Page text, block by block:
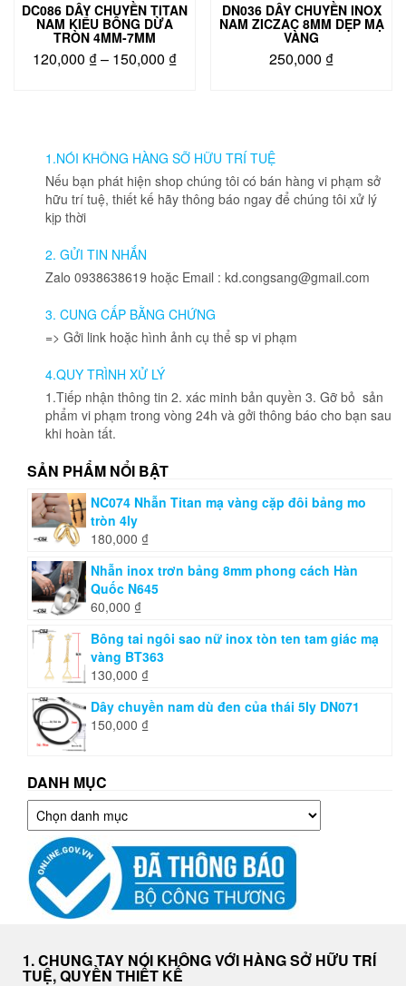
sản
phẩm
DC086 DÂY CHUYỀN TITAN
NAM KIỂU BÔNG DỪA
TRÒN 4MM-7MM
120,000 ₫– 150,000 ₫Khoảng
150,000 ₫
nhiều
biến
thể.
Các
chọn
thể
được
chọn
trên
sản
phẩm
DN036 DÂY CHUYỀN INOX
NAM ZICZAC 8MM DẸP MẠ
VÀNG
250,000 ₫
1.NÓI KHÔNG HÀNG SỠ HỮU TRÍ TUỆ
Nếu bạn phát hiện shop chúng tôi có bán hàng vi phạm sở
hữu trí tuệ, thiết kế hãy thông báo ngay để chúng tôi xử lý
kịp thời
2. GỬI TIN NHẮN
Zalo 0938638619 hoặc Email : kd.congsang@gmail.com
3. CUNG CẤP BẰNG CHỨNG
=> Gởi link hoặc hình ảnh cụ thể sp vi phạm
4.QUY TRÌNH XỬ LÝ
1.Tiếp nhận thông tin 2. xác minh bản quyền 3. Gỡ bỏ sản
phẩm vi phạm trong vòng 24h và gởi thông báo cho bạn sau
khi hoàn tất.
SẢN PHẨM NỔI BẬT
NC074 Nhẫn Titan mạ vàng cặp đôi bảng mo
tròn 4ly
180,000 ₫
Nhẫn inox trơn bảng 8mm phong cách Hàn
Quốc N645
60,000 ₫
Bông tai ngôi sao nữ inox tòn ten tam giác mạ
vàng BT363
130,000 ₫
Dây chuyền nam dù đen của thái 5ly DN071
150,000 ₫
DANH MỤC
Danh
mục
1. CHUNG TAY NÓI KHÔNG VỚI HÀNG SỞ HỮU TRÍ
TUỆ, QUYỀN THIẾT KẾ